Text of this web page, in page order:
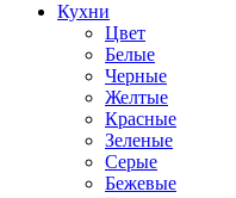
Кухни
Цвет
Белые
Черные
Желтые
Красные
Зеленые
Серые
Бежевые